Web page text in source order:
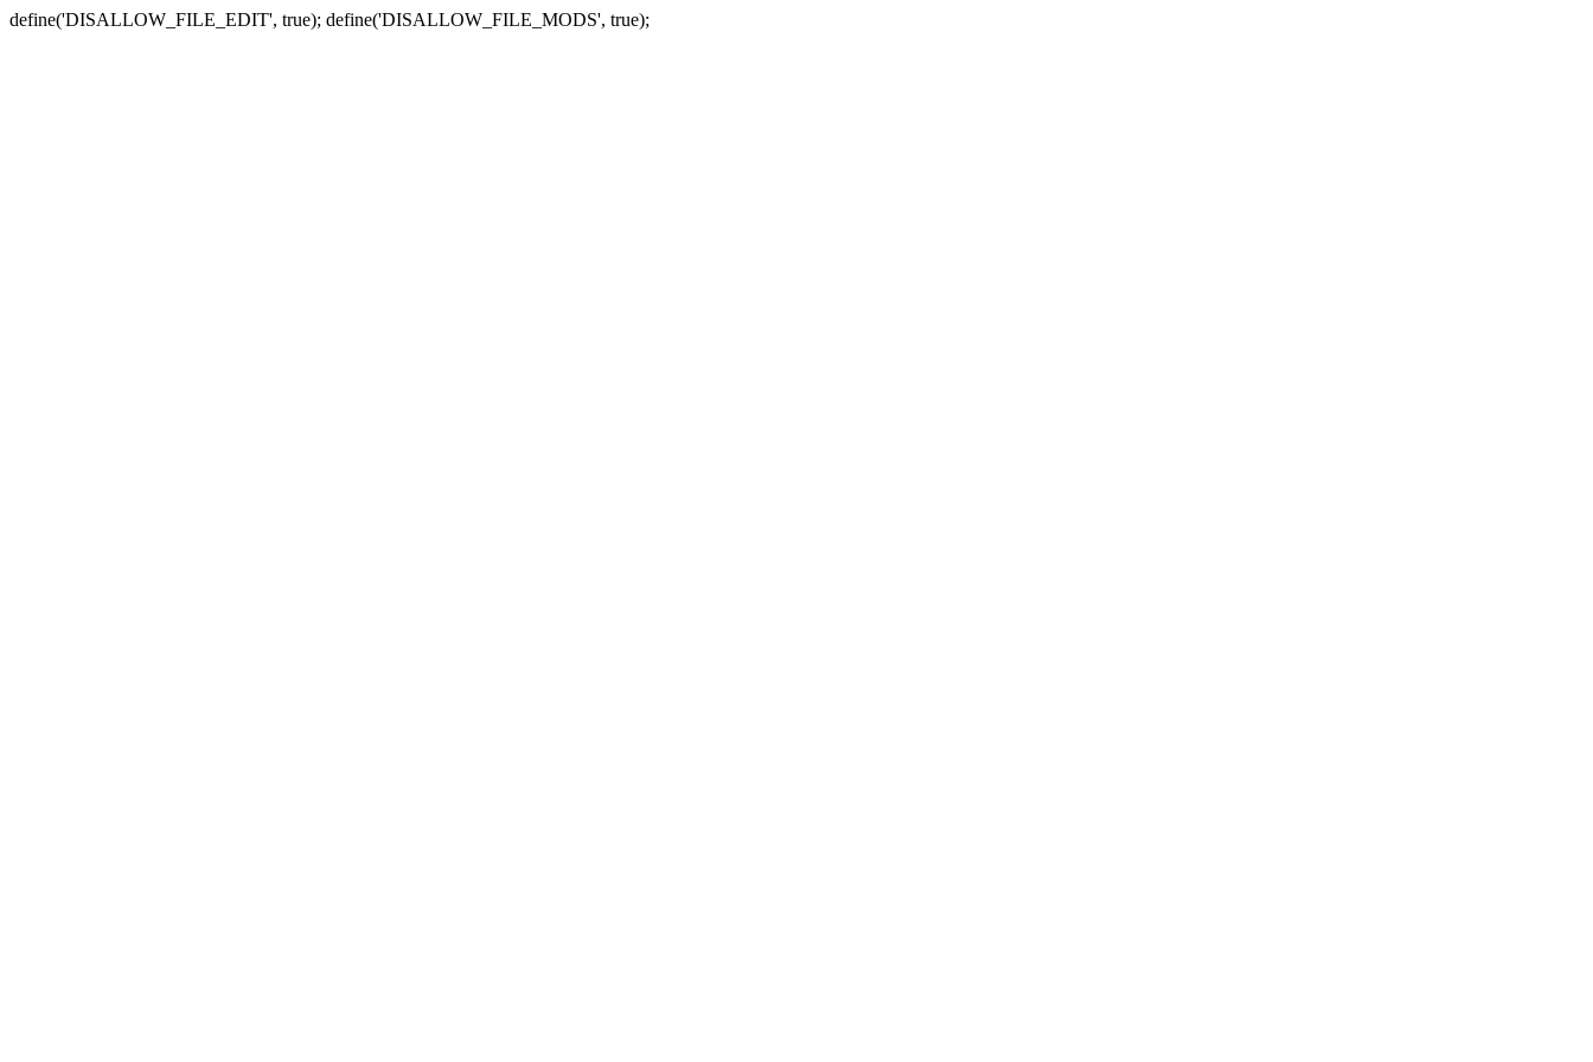
define('DISALLOW_FILE_EDIT', true); define('DISALLOW_FILE_MODS', true);